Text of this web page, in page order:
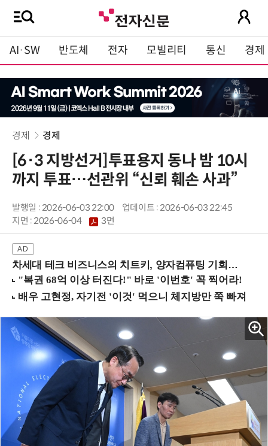
AI·SW 반도체 전자 모빌리티 통신 경제
경제 경제
[6·3 지방선거]투표용지 동나 밤 10시
까지 투표…선관위 “신뢰 훼손 사과”
발행일 : 2026-06-03 22:00
업데이트 : 2026-06-03 22:45
지면 :2026-06-04 3면
차세대 테크 비즈니스의 치트키, 양자컴퓨팅 기회를 선점하라! (8/28 강남역)